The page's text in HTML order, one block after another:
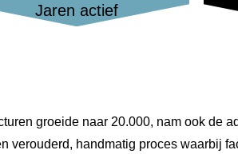
Jaren actief
groeide naar 20.000, nam ook de
verouderd, handmatig proces waarbij